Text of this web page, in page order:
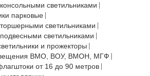
светильниками
парковые
светильниками
светильниками
и прожекторы
ВМО, ВОУ, ВМОН, МГФ
от 16 до 90 метров